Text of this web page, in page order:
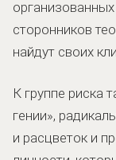
сторонников
найдут своих
К группе риска
гении»,
и расцветок и